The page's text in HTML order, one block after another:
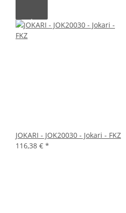
JOKARI - JOK20030 - Jokari - FKZ
116,38 € *